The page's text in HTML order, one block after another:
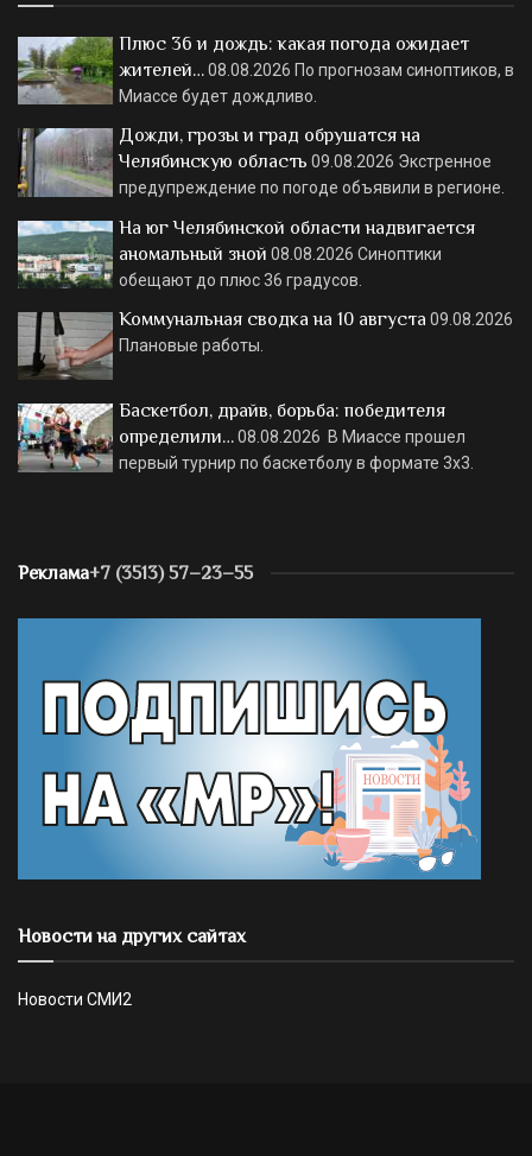
Плюс 36 и дождь: какая погода ожидает
жителей…08.08.2026 По прогнозам синоптиков, в
Миассе будет дождливо.
Дожди, грозы и град обрушатся на
Челябинскую область 09.08.2026 Экстренное
предупреждение по погоде объявили в регионе.
На юг Челябинской области надвигается
аномальный зной 08.08.2026 Синоптики
обещают до плюс 36 градусов.
Коммунальная сводка на 10 августа 09.08.2026
Плановые работы.
Баскетбол, драйв, борьба: победителя
определили…08.08.2026 В Миассе прошел
первый турнир по баскетболу в формате 3х3.
Реклама+7 (3513) 57–23–55
Новости на других сайтах
Новости СМИ2